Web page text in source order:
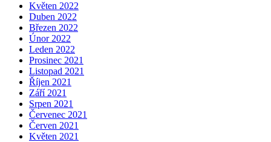
Květen 2022
Duben 2022
Březen 2022
Únor 2022
Leden 2022
Prosinec 2021
Listopad 2021
Říjen 2021
Září 2021
Srpen 2021
Červenec 2021
Červen 2021
Květen 2021